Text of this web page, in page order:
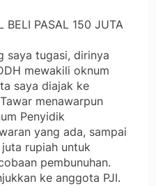
BELI PASAL 150 JUTA
saya tugasi, dirinya
mewakili oknum
saya diajak ke
menawarpun
Penyidik
yang ada, sampai
rupiah untuk
pembunuhan.
ke anggota PJI.